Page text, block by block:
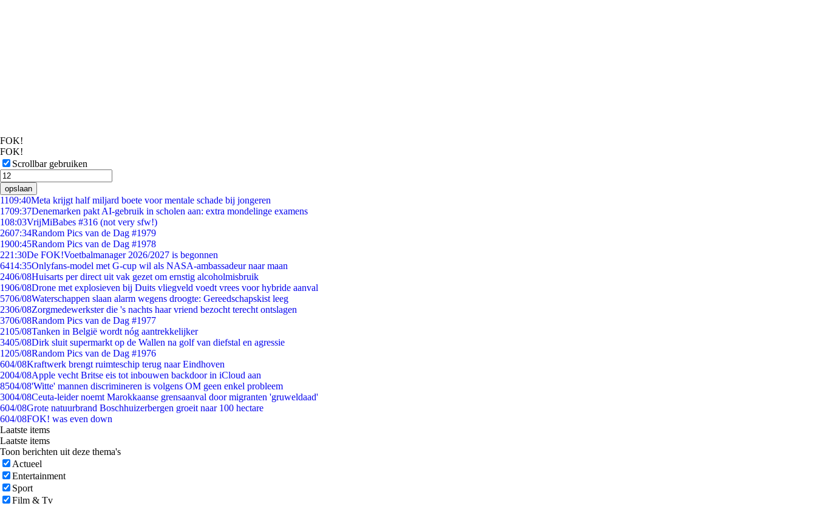
FOK!
FOK!
Scrollbar gebruiken
opslaan
1109:40Meta krijgt half miljard boete voor mentale schade bij jongeren
1709:37Denemarken pakt AI-gebruik in scholen aan: extra mondelinge examens
108:03VrijMiBabes #316 (not very sfw!)
2607:34Random Pics van de Dag #1979
1900:45Random Pics van de Dag #1978
221:30De FOK!Voetbalmanager 2026/2027 is begonnen
6414:35Onlyfans-model met G-cup wil als NASA-ambassadeur naar maan
2406/08Huisarts per direct uit vak gezet om ernstig alcoholmisbruik
1906/08Drone met explosieven bij Duits vliegveld voedt vrees voor hybride aanval
5706/08Waterschappen slaan alarm wegens droogte: Gereedschapskist leeg
2306/08Zorgmedewerkster die 's nachts haar vriend bezocht terecht ontslagen
3706/08Random Pics van de Dag #1977
2105/08Tanken in België wordt nóg aantrekkelijker
3405/08Dirk sluit supermarkt op de Wallen na golf van diefstal en agressie
1205/08Random Pics van de Dag #1976
604/08Kraftwerk brengt ruimteschip terug naar Eindhoven
2004/08Apple vecht Britse eis tot inbouwen backdoor in iCloud aan
8504/08'Witte' mannen discrimineren is volgens OM geen enkel probleem
3004/08Ceuta-leider noemt Marokkaanse grensaanval door migranten 'gruweldaad'
604/08Grote natuurbrand Boschhuizerbergen groeit naar 100 hectare
604/08FOK! was even down
Laatste items
Laatste items
Toon berichten uit deze thema's
Actueel
Entertainment
Sport
Film & Tv